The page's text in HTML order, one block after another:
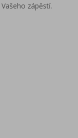
zápěstí.